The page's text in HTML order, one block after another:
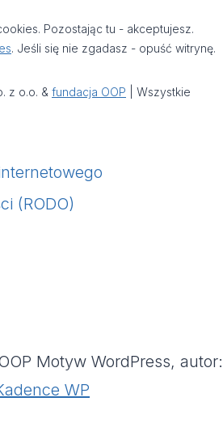
Pozostając tu - akceptujesz.
. Jeśli się nie zgadasz - opuść witrynę.
z o.o. & fundacja OOP | Wszystkie
(RODO)
Motyw WordPress, autor:
WP